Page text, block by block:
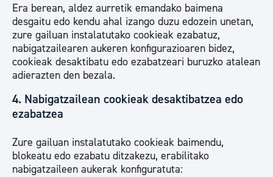
Era berean, aldez aurretik emandako baimena
desgaitu edo kendu ahal izango duzu edozein unetan,
zure gailuan instalatutako cookieak ezabatuz,
nabigatzailearen aukeren konfigurazioaren bidez,
cookieak desaktibatu edo ezabatzeari buruzko atalean
adierazten den bezala.
4. Nabigatzailean cookieak desaktibatzea edo
ezabatzea
Zure gailuan instalatutako cookieak baimendu,
blokeatu edo ezabatu ditzakezu, erabilitako
nabigatzaileen aukerak konfiguratuta: